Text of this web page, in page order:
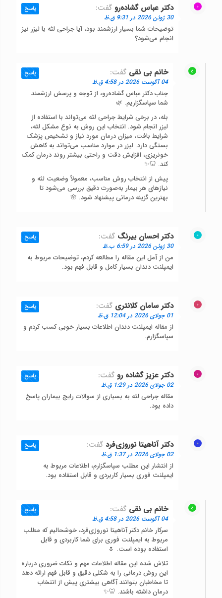
دکتر عباس گشاده‌رو گفت:
30 ژوئن 2026 در 9:31 ق.ظ
توضیحات شما بسیار ارزشمند بود، آیا جراحی لثه با لیزر نیز
انجام می‌شود؟
پاسخ
خانم بی نقی گفت:
04 آگوست 2026 در 4:58 ق.ظ
جناب دکتر عباس گشاده‌رو، از توجه و پرسش ارزشمند
شما سپاسگزاریم. 🌿
بله، در برخی شرایط جراحی لثه می‌تواند با استفاده از
لیزر انجام شود. انتخاب این روش به نوع مشکل لثه،
شرایط بافت، میزان درمان مورد نیاز و تشخیص پزشک
بستگی دارد. لیزر در موارد مناسب می‌تواند به کاهش
خونریزی، افزایش دقت و راحتی بیشتر روند درمان کمک
کند. 🦷✨
پیش از انتخاب روش مناسب، معمولاً وضعیت لثه و
نیازهای هر بیمار به‌صورت دقیق بررسی می‌شود تا
بهترین گزینه درمانی پیشنهاد شود. 🌸
پاسخ
دکتر احسان بیرنگ گفت:
30 ژوئن 2026 در 6:59 ب.ظ
من از آمل این مقاله را مطالعه کردم، توضیحات مربوط به
ایمپلنت دندان بسیار کامل و قابل فهم بود.
پاسخ
دکتر سامان کلانتری گفت:
01 جولای 2026 در 12:04 ق.ظ
از مقاله ایمپلنت دندان اطلاعات بسیار خوبی کسب کردم و
سپاسگزارم.
پاسخ
دکتر عزیز گشاده رو گفت:
02 جولای 2026 در 1:29 ق.ظ
مقاله جراحی لثه به بسیاری از سوالات رایج بیماران پاسخ
داده بود.
پاسخ
دکتر آناهیتا نوروزی‌فرد گفت:
02 جولای 2026 در 1:37 ق.ظ
از انتشار این مطلب سپاسگزارم، اطلاعات مربوط به
ایمپلنت فوری بسیار کاربردی و قابل استفاده بود.
پاسخ
خانم بی نقی گفت:
04 آگوست 2026 در 4:58 ق.ظ
سرکار خانم دکتر آناهیتا نوروزی‌فرد، خوشحالیم که مطلب
مربوط به ایمپلنت فوری برای شما کاربردی و قابل
استفاده بوده است. 🌷
تلاش شده این مقاله اطلاعات مهم و نکات ضروری درباره
این روش درمانی را به شکلی دقیق و قابل فهم ارائه دهد
تا مخاطبان بتوانند آگاهی بیشتری پیش از انتخاب
درمان داشته باشند. 🦷✨
پاسخ